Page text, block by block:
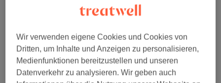
Ambiente
Sauberkeit
Wir verwenden eigene Cookies und Cookies von
Dritten, um Inhalte und Anzeigen zu personalisieren,
Medienfunktionen bereitzustellen und unseren
Datenverkehr zu analysieren. Wir geben auch